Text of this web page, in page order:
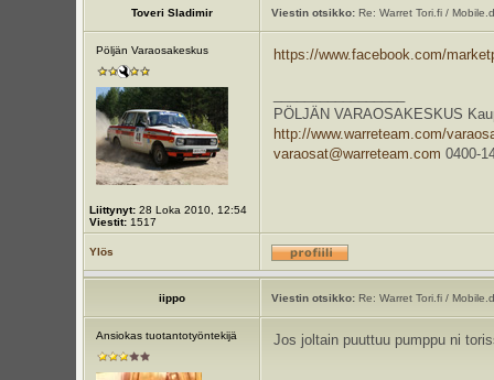
Toveri Sladimir Viestin otsikko:Re: Warret Tori.fi /
Pöljän Varaosakeskus
Liittynyt:28 Loka 2010, 12:54
Viestit:1517
https://www.facebook.com/
PÖLJÄN VARAOSAKESKUS
http://www.warreteam.com/
varaosat@warreteam.com 0400-
Ylös
iippo Viestin otsikko:Re: Warret Tori.fi /
Ansiokas tuotantotyöntekijä Jos joltain puuttuu pumppu ni